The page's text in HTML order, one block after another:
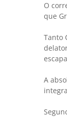
O
que
Tanto
A